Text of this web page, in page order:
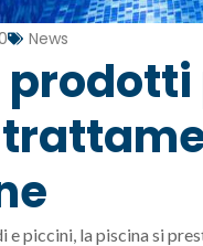
News
e piccini, la piscina si